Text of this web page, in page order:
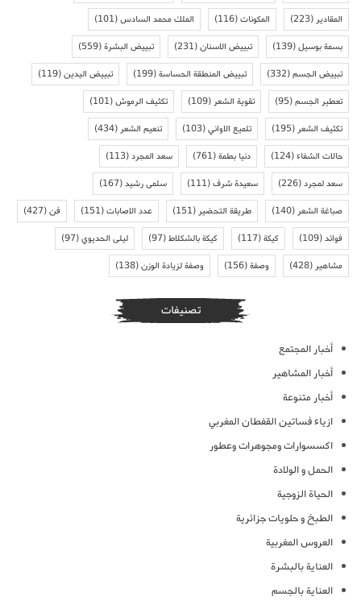
المقادير(223) المكونات(116) الملك محمد السادس(101)
بسمة بوسيل(139) تبييض الاسنان(231) تبييض البشرة(559)
تبييض الجسم(332) تبييض المنطقة الحساسة(199) تبييض اليدين(119)
تعطير الجسم(95) تقوية الشعر(109) تكثيف الرموش(101)
تكثيف الشعر(195) تلميع الاواني(103) تنعيم الشعر(434)
حالات الشفاء(124) دنيا بطمة(761) سعد المجرد(113)
سعد لمجرد(226) سعيدة شرف(111) سلمى رشيد(167)
صباغة الشعر(140) طريقة التحضير(151) عدد الاصابات(151) فن(427)
فوائد(109) كيكة(117) كيكة بالشكلاط(97) ليلى الحديوي(97)
مشاهير(428) وصفة(156) وصفة لزيادة الوزن(138)
تصنيفات
أخبار المجتمع
أخبار المشاهير
أخبار متنوعة
ازياء فساتين القفطان المغربي
اكسسوارات ومجوهرات وعطور
الحمل و الولادة
الحياة الزوجية
الطبخ و حلويات جزائرية
العروس المغربية
العناية بالبشرة
العناية بالجسم